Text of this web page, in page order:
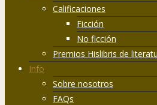
Calificaciones
Ficción
No ficción
Premios Hislibris de
Info
Sobre nosotros
FAQs